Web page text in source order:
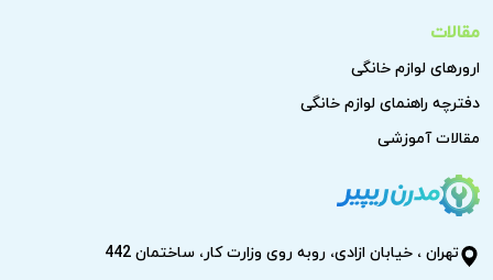
مقالات
ارورهای لوازم خانگی
دفترچه راهنمای لوازم خانگی
مقالات آموزشی
تهران ، خیابان ازادی، روبه روی وزارت کار، ساختمان 442